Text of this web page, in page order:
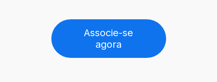
Associe-se
agora